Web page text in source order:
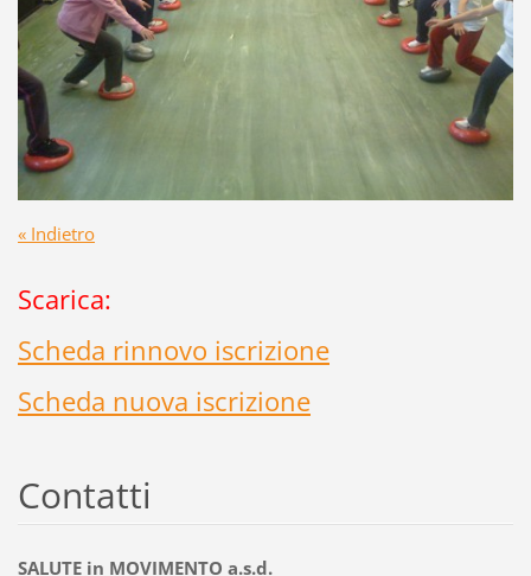
« Indietro
Scarica:
Scheda rinnovo iscrizione
Scheda nuova iscrizione
Contatti
SALUTE in MOVIMENTO a.s.d.